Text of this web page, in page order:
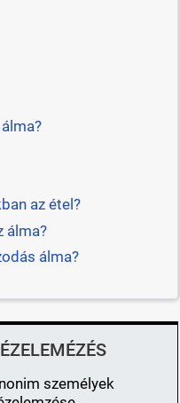
az étel?
álma?
álma?
személyek